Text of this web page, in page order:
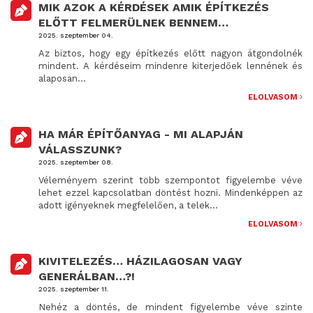
MIK AZOK A KÉRDÉSEK AMIK ÉPÍTKEZÉS
ELŐTT FELMERÜLNEK BENNEM…
2025. szeptember 04.
Az biztos, hogy egy építkezés előtt nagyon átgondolnék
mindent. A kérdéseim mindenre kiterjedőek lennének és
alaposan...
ELOLVASOM
HA MÁR ÉPÍTŐANYAG - MI ALAPJÁN
VÁLASSZUNK?
2025. szeptember 08.
Véleményem szerint több szempontot figyelembe véve
lehet ezzel kapcsolatban döntést hozni. Mindenképpen az
adott igényeknek megfelelően, a telek...
ELOLVASOM
KIVITELEZÉS… HÁZILAGOSAN VAGY
GENERÁLBAN…?!
2025. szeptember 11.
Nehéz a döntés, de mindent figyelembe véve szinte